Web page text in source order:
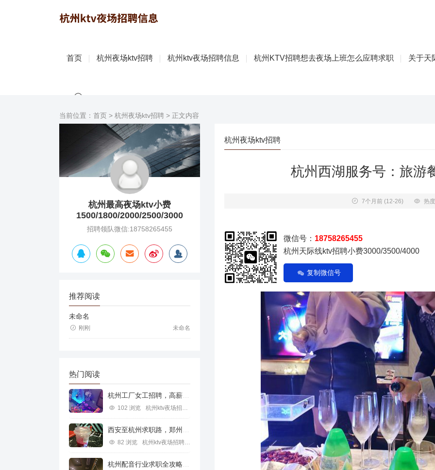
首页 杭州夜场ktv招聘 杭州ktv夜场招聘信息 杭州KTV招聘想去夜场上班怎么应聘求职 关于天
当前位置： 首页 > 杭州夜场ktv招聘 > 正文内容
杭州最高夜场ktv小费
1500/1800/2000/2500/3000
招聘领队微信:18758265455
推荐阅读
未命名
刚刚 未命名
热门阅读
102 浏览 杭州ktv夜场招聘信息
82 浏览 杭州ktv夜场招聘信息
杭州夜场ktv招聘
杭州西湖服务号：旅游
7个月前 (12-26) 热
微信号： 18758265455
杭州天际线ktv招聘小费3000/3500/4000
复制微信号